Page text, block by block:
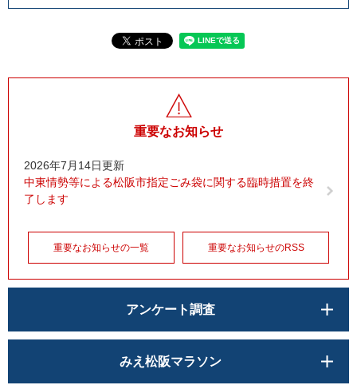
重要なお知らせ
2026年7月14日更新
中東情勢等による松阪市指定ごみ袋に関する臨時措置を終
了します
重要なお知らせの一覧 重要なお知らせのRSS
アンケート調査
みえ松阪マラソン